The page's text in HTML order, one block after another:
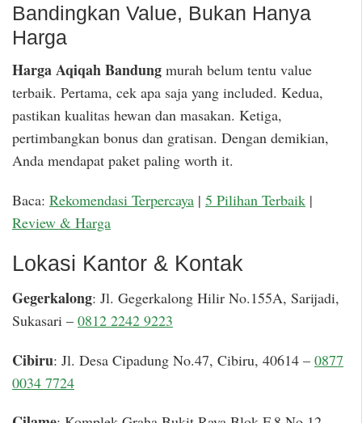
Bandingkan Value, Bukan Hanya
Harga
Harga Aqiqah Bandung murah belum tentu value
terbaik. Pertama, cek apa saja yang included. Kedua,
pastikan kualitas hewan dan masakan. Ketiga,
pertimbangkan bonus dan gratisan. Dengan demikian,
Anda mendapat paket paling worth it.
Baca: Rekomendasi Terpercaya | 5 Pilihan Terbaik |
Review & Harga
Lokasi Kantor & Kontak
Gegerkalong: Jl. Gegerkalong Hilir No.155A, Sarijadi,
Sukasari – 0812 2242 9223
Cibiru: Jl. Desa Cipadung No.47, Cibiru, 40614 – 0877
0034 7724